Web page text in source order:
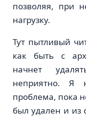
позволяя, при
нагрузку.
Тут пытливый
как быть с
начнет
неприятно. Я
проблема, пока
был удален и из